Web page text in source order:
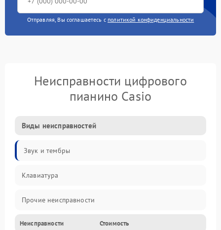
Отправляя, Вы соглашаетесь с политикой конфиденциальности
Неисправности цифрового
пианино Casio
Виды неисправностей
Звук и тембры
Клавиатура
Прочие неисправности
Включение и работа
Неисправности Стоимость